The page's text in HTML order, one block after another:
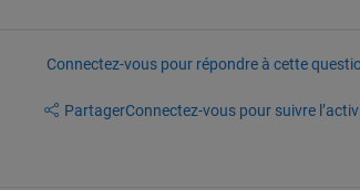
Connectez-vous pour répondre à cette
PartagerConnectez-vous pour suivre